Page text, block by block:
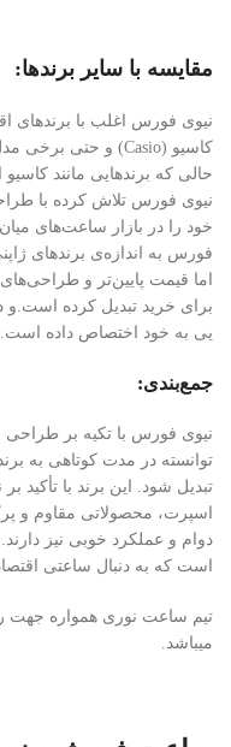
مقایسه با سایر برندها:
حالی که برندهایی مانند
نیوی فورس تلاش کرده با
خود را در بازار ساعت‌های
فورس به اندازه‌ی برندهای
اما قیمت پایین‌تر و
برای خرید تبدیل کرده
یی به خود اختصاص داده است.
جمع‌بندی:
نیوی فورس با تکیه بر
توانسته در مدت کوتاهی به
تبدیل شود. این برند با تأکید
اسپرت، محصولاتی مقاوم و
دوام و عملکرد خوبی نیز
است که به دنبال ساعتی
تیم ساعت نوری همواره جهت
میباشد.